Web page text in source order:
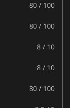
80 / 100
80 / 100
8 / 10
8 / 10
80 / 100